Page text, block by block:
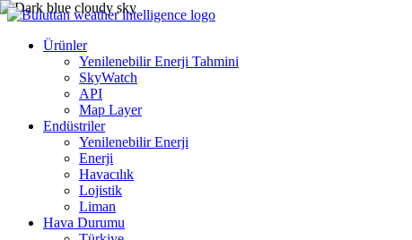
Ürünler
Yenilenebilir Enerji Tahmini
SkyWatch
API
Map Layer
Endüstriler
Yenilenebilir Enerji
Enerji
Havacılık
Lojistik
Liman
Hava Durumu